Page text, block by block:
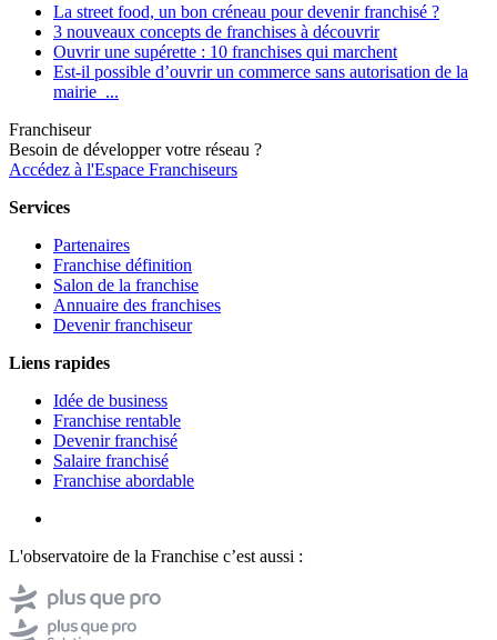
La street food, un bon créneau pour devenir franchisé ?
3 nouveaux concepts de franchises à découvrir
Ouvrir une supérette : 10 franchises qui marchent
Est-il possible d’ouvrir un commerce sans autorisation de la
mairie ...
Franchiseur
Besoin de développer votre réseau ?
Accédez à l'Espace Franchiseurs
Services
Partenaires
Franchise définition
Salon de la franchise
Annuaire des franchises
Devenir franchiseur
Liens rapides
Idée de business
Franchise rentable
Devenir franchisé
Salaire franchisé
Franchise abordable
L'observatoire de la Franchise c’est aussi :